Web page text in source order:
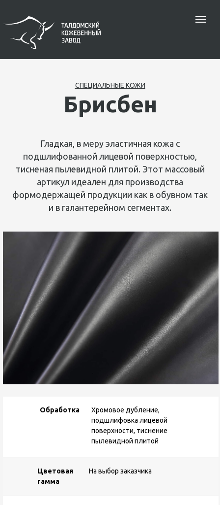
Брисбен
СПЕЦИАЛЬНЫЕ КОЖИ
Гладкая, в меру эластичная кожа с
подшлифованной лицевой поверхностью,
тисненая пылевидной плитой. Этот массовый
артикул идеален для производства
формодержащей продукции как в обувном так
и в галантерейном сегментах.
Цветовая
гамма
На выбор заказчика
Обработка
Хромовое дубление,
подшлифовка лицевой
поверхности, тиснение
пылевидной плитой